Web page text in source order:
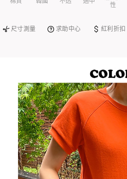
性
尺寸測量 求助中心 紅利折扣